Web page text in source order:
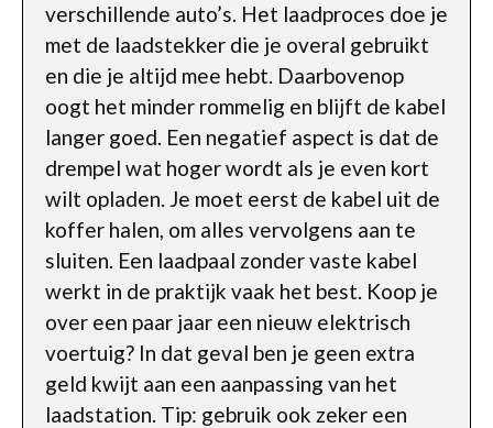
verschillende auto’s. Het laadproces doe je
met de laadstekker die je overal gebruikt
en die je altijd mee hebt. Daarbovenop
oogt het minder rommelig en blijft de kabel
langer goed. Een negatief aspect is dat de
drempel wat hoger wordt als je even kort
wilt opladen. Je moet eerst de kabel uit de
koffer halen, om alles vervolgens aan te
sluiten. Een laadpaal zonder vaste kabel
werkt in de praktijk vaak het best. Koop je
over een paar jaar een nieuw elektrisch
voertuig? In dat geval ben je geen extra
geld kwijt aan een aanpassing van het
laadstation. Tip: gebruik ook zeker een